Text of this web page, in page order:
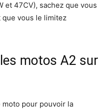
et 47CV), sachez que vous
que vous le limitez
motos A2 sur
pour pouvoir la